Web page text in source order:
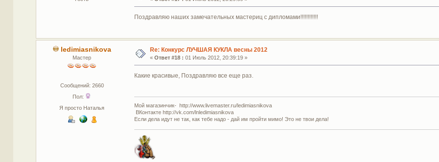
Поздравляю наших замечательных мастериц с дипломами!!!!!!!!!!!!
ledimiasnikova
Мастер
Сообщений: 2660
Пол:
Я просто Наталья
Re: Конкурс ЛУЧШАЯ КУКЛА весны 2012
« Ответ #18 : 01 Июль 2012, 20:39:19 »
Какие красивые, Поздравляю все еще раз.
Мой магазинчик- http://www.livemaster.ru/ledimiasnikova
ВКонтакте http://vk.com/lnledimiasnikova
Если дела идут не так, как тебе надо - дай им пройти мимо! Это не твои дела!